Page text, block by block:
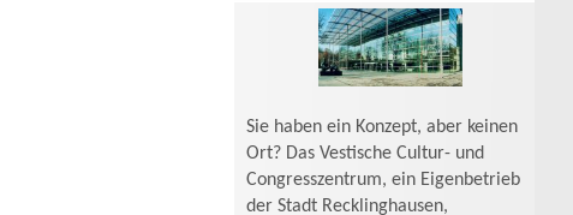
Sie haben ein Konzept, aber keinen
Ort? Das Vestische Cultur- und
Congresszentrum, ein Eigenbetrieb
der Stadt Recklinghausen,